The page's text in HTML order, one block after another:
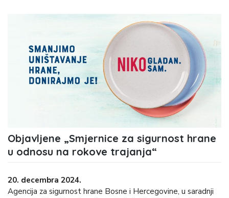
Objavljene „Smjernice za sigurnost hrane
u odnosu na rokove trajanja“
20. decembra 2024.
Agencija za sigurnost hrane Bosne i Hercegovine, u saradnji